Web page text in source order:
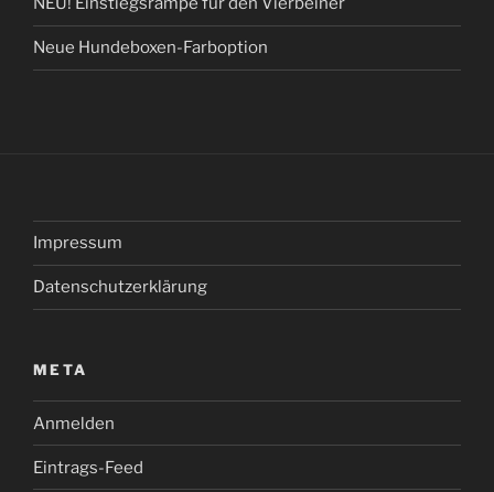
Neue Hundeboxen-Farboption
Impressum
Datenschutzerklärung
META
Anmelden
Eintrags-Feed